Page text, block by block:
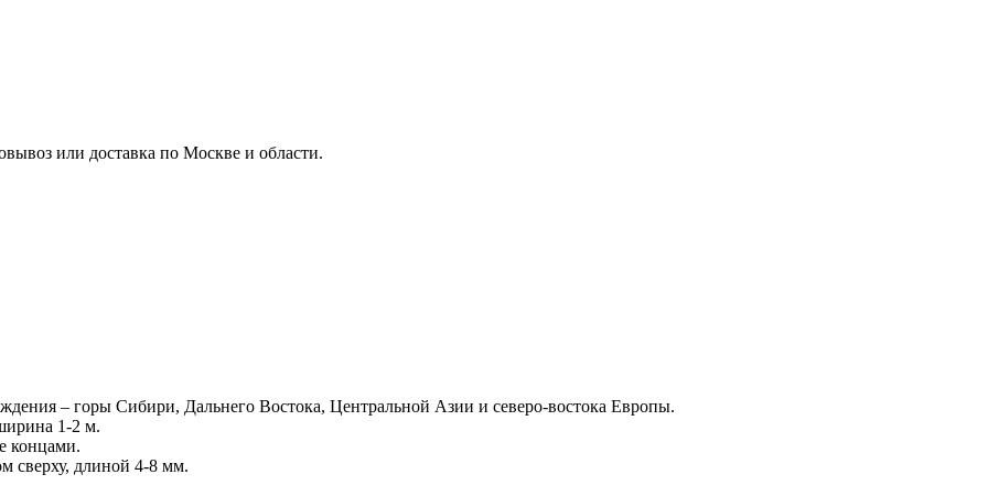
или доставка по Москве и области.
– горы Сибири, Дальнего Востока, Центральной Азии и северо-востока Европы.
1-2 м.
концами.
сверху, длиной 4-8 мм.